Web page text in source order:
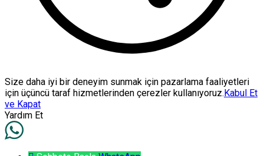
Size daha iyi bir deneyim sunmak için pazarlama faaliyetleri
için üçüncü taraf hizmetlerinden çerezler kullanıyoruz. Kabul Et
ve Kapat
Yardım Et